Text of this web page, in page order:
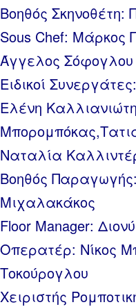
Βοηθός Σκηνοθέτη:
Sous Chef: Μάρκος
Άγγελος Σόφογλου
Ειδικοί
Ελένη
Ναταλία
Βοηθός
Μιχαλακάκος
Floor Manager:
Οπερατέρ: Νίκος
Τοκούρογλου
Χειριστής